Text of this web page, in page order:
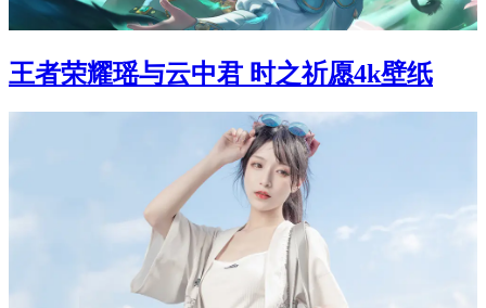
王者荣耀瑶与云中君 时之祈愿4k壁纸